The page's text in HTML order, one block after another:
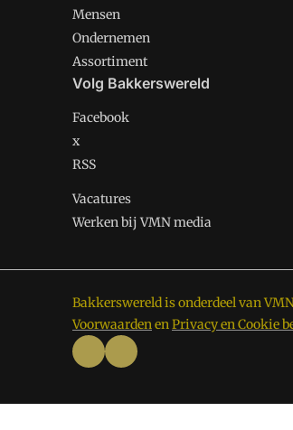
Mensen
Ondernemen
Assortiment
Volg Bakkerswereld
Facebook
x
RSS
Vacatures
Werken bij VMN media
Bakkerswereld is onderdeel van
VoorwaardenenPrivacy en Cookie